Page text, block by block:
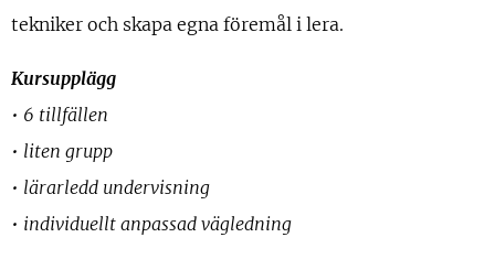
tekniker och skapa egna föremål i lera.
Kursupplägg
• 6 tillfällen
• liten grupp
• lärarledd undervisning
• individuellt anpassad vägledning